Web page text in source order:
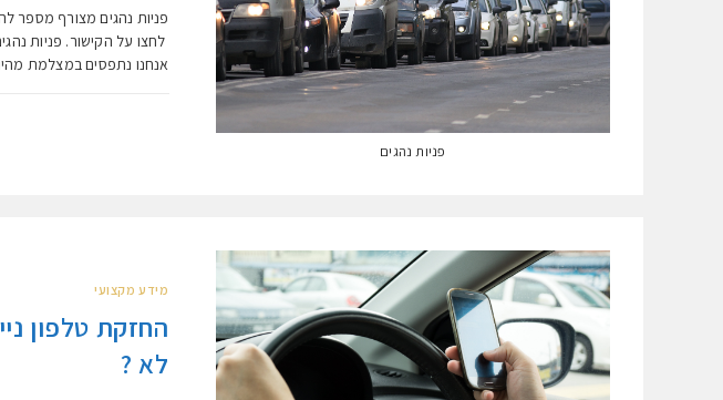
פניות נהגים
לחצו על הקישור. פניות
אנחנו נתפסים במצלמת
מידע מקצועי
החזקת טלפון
לא ?